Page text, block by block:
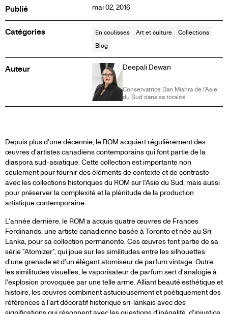
Publié mai 02, 2016
Catégories En coulisses Art et culture
Collections
Blog
Auteur Deepali Dewan
Conservatrice Dan Mishra de l'Asie
du Sud dans sa totalité
ARTICLE
DE
BLOG
Depuis plus d'une décennie, le ROM acquiert régulièrement des
œuvres d'artistes canadiens contemporains qui font partie de la
diaspora sud-asiatique. Cette collection est importante non
seulement pour fournir des éléments de contexte et de contraste
avec les collections historiques du ROM sur l'Asie du Sud, mais aussi
pour préserver la complexité et la plénitude de la production
artistique contemporaine.
L'année dernière, le ROM a acquis quatre œuvres de Frances
Ferdinands, une artiste canadienne basée à Toronto et née au Sri
Lanka, pour sa collection permanente. Ces œuvres font partie de sa
série "Atomizer", qui joue sur les similitudes entre les silhouettes
d'une grenade et d'un élégant atomiseur de parfum vintage. Outre
les similitudes visuelles, le vaporisateur de parfum sert d'analogie à
l'explosion provoquée par une telle arme. Alliant beauté esthétique et
histoire, les œuvres combinent astucieusement et poétiquement des
références à l'art décoratif historique sri-lankais avec des